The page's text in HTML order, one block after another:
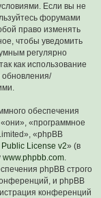
Если вы не
форумами
право изменять
чтобы уведомить
регулярно
как использование
обновления/
обеспечения
«программное
«phpBB
License v2» (в
www.phpbb.com
phpBB строго
и phpBB
конференций